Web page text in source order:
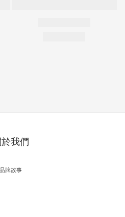
於我們
品牌故事